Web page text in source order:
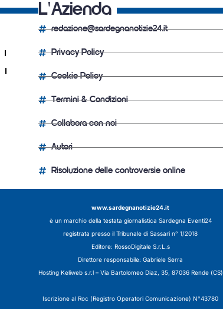
L'Azienda
redazione@sardegnanotizie24.it
Privacy Policy
Cookie Policy
Termini & Condizioni
Collabora con noi
Autori
Risoluzione delle controversie online
www.sardegnanotizie24.it
è un marchio della testata giornalistica Sardegna Eventi24
registrata presso il Tribunale di Sassari n° 1/2018
Editore: RossoDigitale S.r.L.s
Direttore responsabile: Gabriele Serra
Hosting Keliweb s.r.l – Via Bartolomeo Diaz, 35, 87036 Rende (CS)
Iscrizione al Roc (Registro Operatori Comunicazione) N°43780